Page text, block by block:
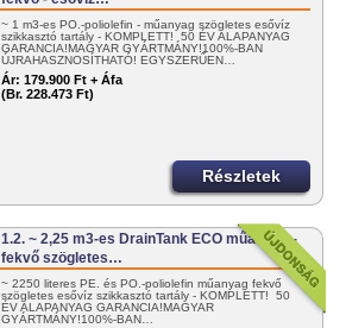
~ 1 m3-es PO.-poliolefin - műanyag szögletes esővíz
szikkasztó tartály - KOMPLETT! 50 ÉV ALAPANYAG
GARANCIA!MAGYAR GYÁRTMÁNY!100%-BAN
ÚJRAHASZNOSÍTHATÓ! EGYSZERŰEN…
Ár: 179.900 Ft + Áfa
(Br. 228.473 Ft)
Részletek
1.2. ~ 2,25 m3-es DrainTank ECO műanyag -
fekvő szögletes…
~ 2250 literes PE. és PO.-poliolefin műanyag fekvő
szögletes esővíz szikkasztó tartály - KOMPLETT! 50
ÉV ALAPANYAG GARANCIA!MAGYAR
GYÁRTMÁNY!100%-BAN…